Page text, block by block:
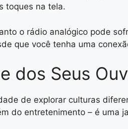
toques na tela.
o rádio analógico pode
que você tenha uma
dos Seus
de explorar culturas
do entretenimento – é uma